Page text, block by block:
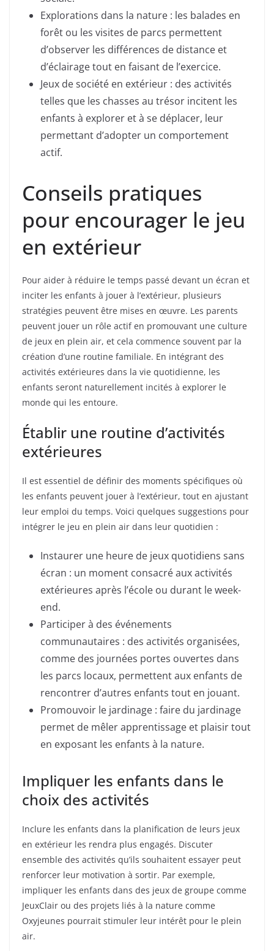
Explorations dans la nature : les balades en
forêt ou les visites de parcs permettent
d’observer les différences de distance et
d’éclairage tout en faisant de l’exercice.
Jeux de société en extérieur : des activités
telles que les chasses au trésor incitent les
enfants à explorer et à se déplacer, leur
permettant d’adopter un comportement
actif.
Conseils pratiques
pour encourager le jeu
en extérieur
Pour aider à réduire le temps passé devant un écran et
inciter les enfants à jouer à l’extérieur, plusieurs
stratégies peuvent être mises en œuvre. Les parents
peuvent jouer un rôle actif en promouvant une culture
de jeux en plein air, et cela commence souvent par la
création d’une routine familiale. En intégrant des
activités extérieures dans la vie quotidienne, les
enfants seront naturellement incités à explorer le
monde qui les entoure.
Établir une routine d’activités
extérieures
Il est essentiel de définir des moments spécifiques où
les enfants peuvent jouer à l’extérieur, tout en ajustant
leur emploi du temps. Voici quelques suggestions pour
intégrer le jeu en plein air dans leur quotidien :
Instaurer une heure de jeux quotidiens sans
écran : un moment consacré aux activités
extérieures après l’école ou durant le week-
end.
Participer à des événements
communautaires : des activités organisées,
comme des journées portes ouvertes dans
les parcs locaux, permettent aux enfants de
rencontrer d’autres enfants tout en jouant.
Promouvoir le jardinage : faire du jardinage
permet de mêler apprentissage et plaisir tout
en exposant les enfants à la nature.
Impliquer les enfants dans le
choix des activités
Inclure les enfants dans la planification de leurs jeux
en extérieur les rendra plus engagés. Discuter
ensemble des activités qu’ils souhaitent essayer peut
renforcer leur motivation à sortir. Par exemple,
impliquer les enfants dans des jeux de groupe comme
JeuxClair ou des projets liés à la nature comme
Oxyjeunes pourrait stimuler leur intérêt pour le plein
air.